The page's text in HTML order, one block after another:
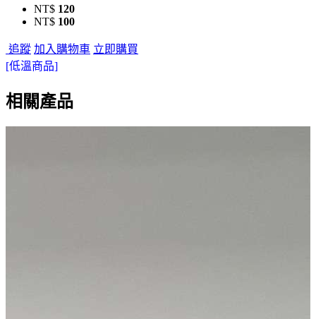
NT$ 120
NT$ 100
追蹤 加入購物車 立即購買
[低溫商品]
相關產品